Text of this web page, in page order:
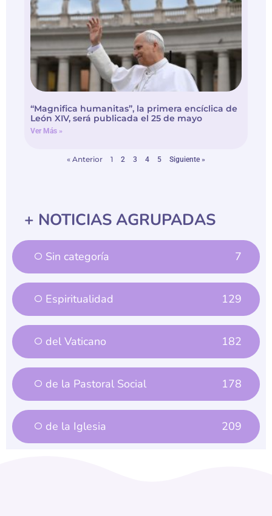
“Magnifica humanitas”, la primera encíclica de
León XIV, será publicada el 25 de mayo
Ver Más »
« Anterior 1 2 3 4 5 Siguiente »
+ NOTICIAS AGRUPADAS
Sin categoría 7
Espiritualidad 129
del Vaticano 182
de la Pastoral Social 178
de la Iglesia 209